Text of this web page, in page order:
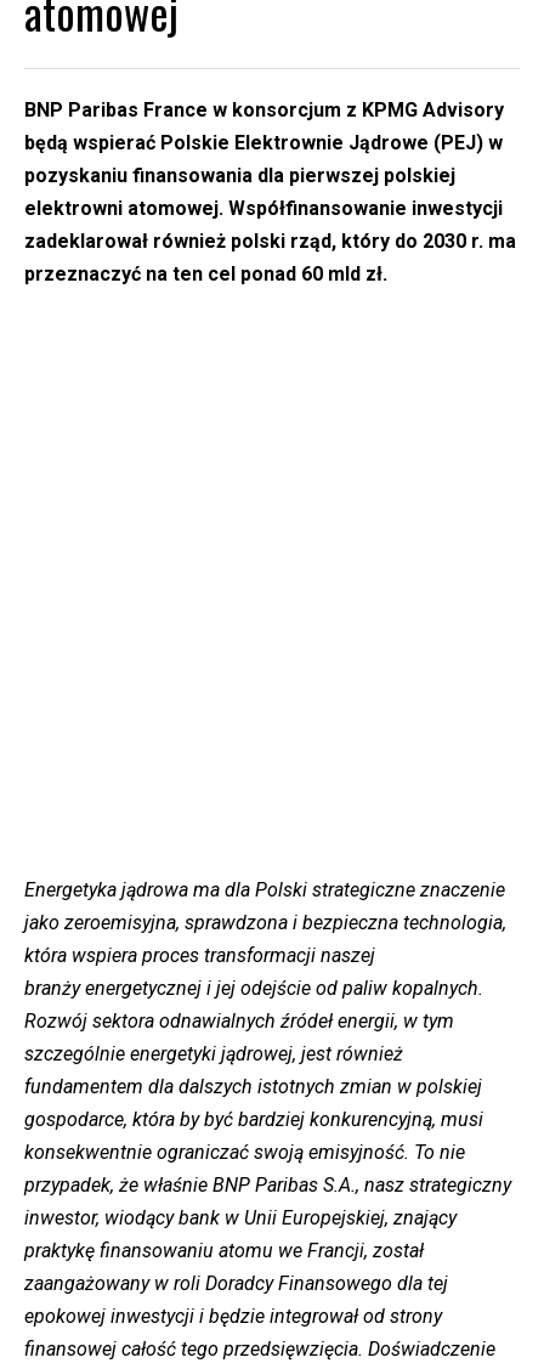
BNP Paribas France w konsorcjum z KPMG Advisory
będą wspierać Polskie Elektrownie Jądrowe (PEJ) w
pozyskaniu finansowania dla pierwszej polskiej
elektrowni atomowej. Współfinansowanie inwestycji
zadeklarował również polski rząd, który do 2030 r. ma
przeznaczyć na ten cel ponad 60 mld zł.
Energetyka jądrowa ma dla Polski strategiczne znaczenie
jako zeroemisyjna, sprawdzona i bezpieczna technologia,
która wspiera proces transformacji naszej
branży energetycznej i jej odejście od paliw kopalnych.
Rozwój sektora odnawialnych źródeł energii, w tym
szczególnie energetyki jądrowej, jest również
fundamentem dla dalszych istotnych zmian w polskiej
gospodarce, która by być bardziej konkurencyjną, musi
konsekwentnie ograniczać swoją emisyjność. To nie
przypadek, że właśnie BNP Paribas S.A., nasz strategiczny
inwestor, wiodący bank w Unii Europejskiej, znający
praktykę finansowaniu atomu we Francji, został
zaangażowany w roli Doradcy Finansowego dla tej
epokowej inwestycji i będzie integrował od strony
finansowej całość tego przedsięwzięcia. Doświadczenie